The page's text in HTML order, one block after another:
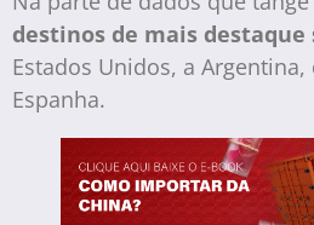
destinos de mais destaque
Estados Unidos, a Argentina,
Espanha.